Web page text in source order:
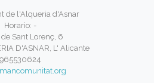
de l'Alqueria d'Asnar
Horario: -
Sant Lorenç, 6
D'ASNAR, L' Alicante
965530624